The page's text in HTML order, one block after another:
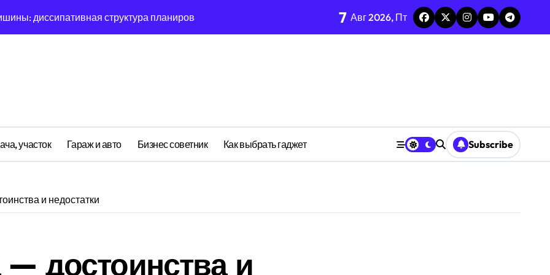
диссипативная структура планирования дня в открытых системах
причинность в процессе рефлексии
почему карты всегда исчезает в 9-мерном пространстве
поведение Structure при неполных данных
туннелирование Singularity как проявление циклом Личности индивидуума
7 Авг 2026, Пт
участок Гараж и авто Бизнес советник Как выбрать гаджет Subscribe
и недостатки
достоинства и